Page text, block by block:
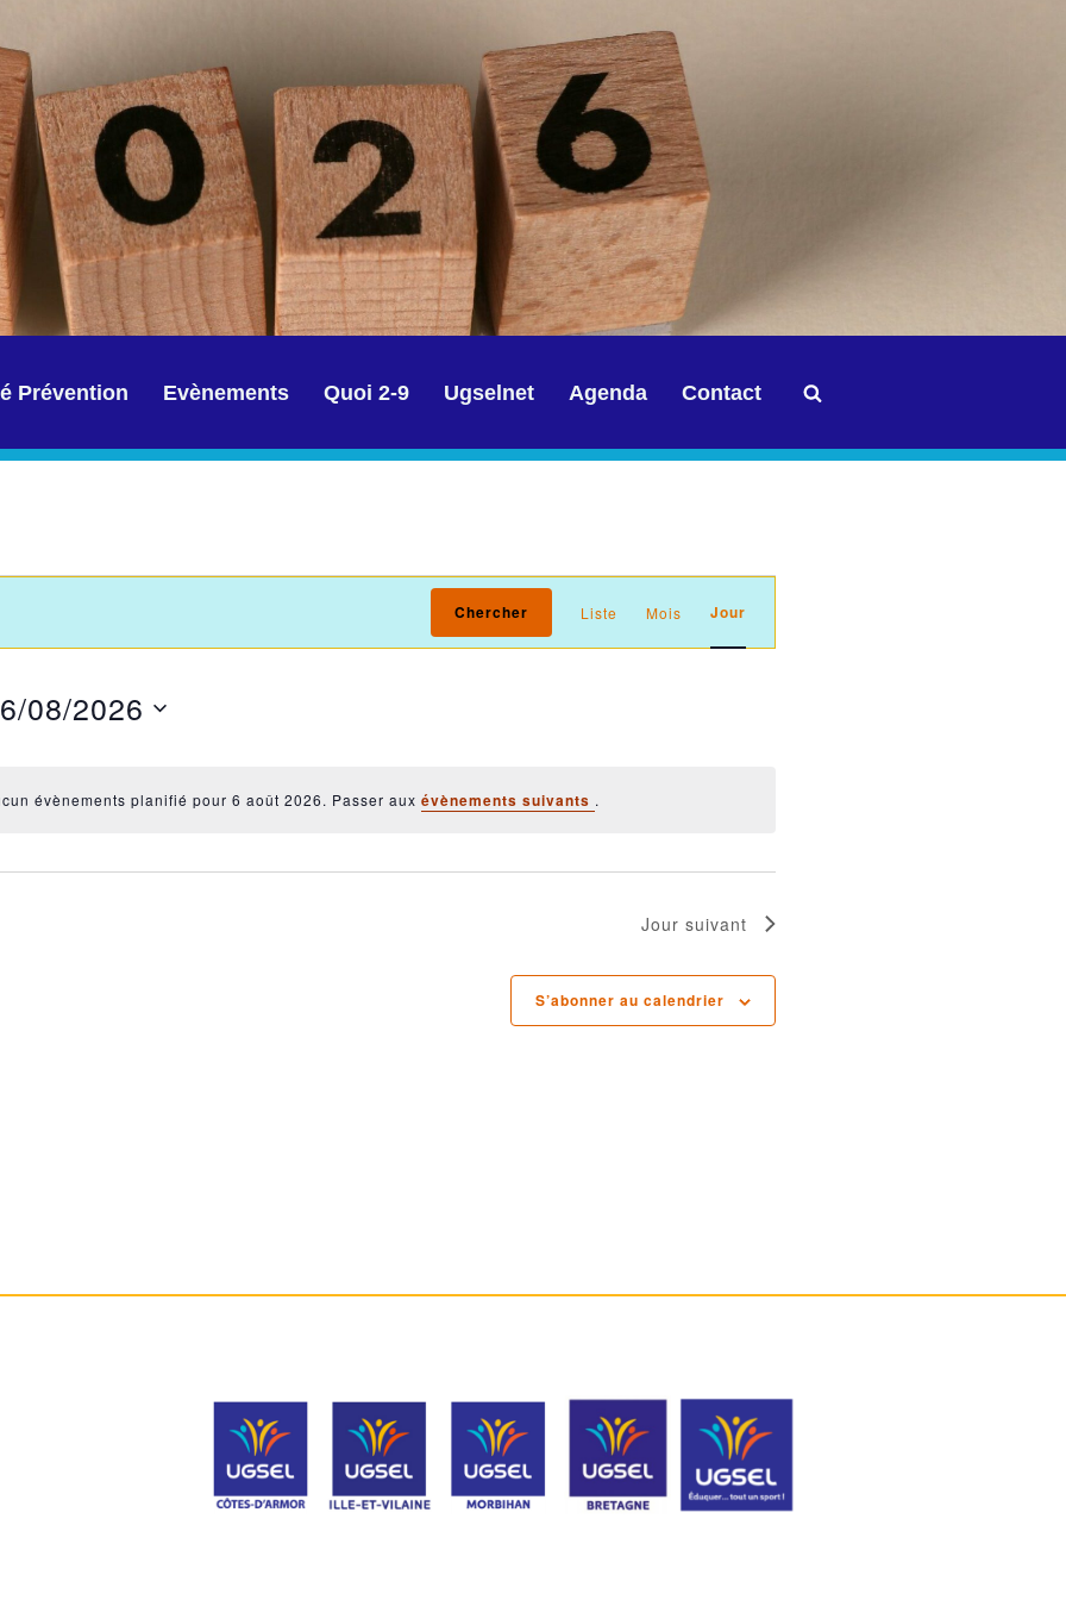
Prévention Evènements Quoi 2-9 Ugselnet Agenda Contact
Notice
évènements planifié pour 6 août 2026. Passer auxévènements suivants .
Chercher
Navigation
de
Liste Mois Jour
08/2026
Jour suivant
S’abonner au calendrier